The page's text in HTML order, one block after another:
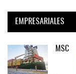
EMPRESARIALES
MSC